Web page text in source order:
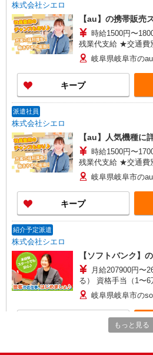
株式会社シエロ
【au】の携帯販売
時給1500円〜
残業代支給 ★交通費別
+゜・。○。・゜+゜
万円支給(規定有) お友達を紹介頂くと, インセンテ
ィブ支給(規定有) ★月2回払い・週払い可能（規程
有）★ ゜・。○。・
岐阜県岐阜市の
キープ
派遣社員
株式会社シエロ
【au】人気機種に
時給1500円〜
残業代支給 ★交通費別
+゜・。○。・゜+゜
万円支給(規定有) お友達を紹介頂くと, インセンテ
ィブ支給(規定有) ★月2回払い・週払い可能（規程
有）★ ゜・。○。・
岐阜県岐阜市の
キープ
紹介予定派遣
株式会社シエロ
【ソフトバンク】
月給207900円〜
る） 資格手当（1〜
月・実績最高5.4カ月
年収400万円以上へ
★交通費別途支給（規定あり）
+゜・。○。・゜+゜
岐阜県岐阜市の
もっと見る